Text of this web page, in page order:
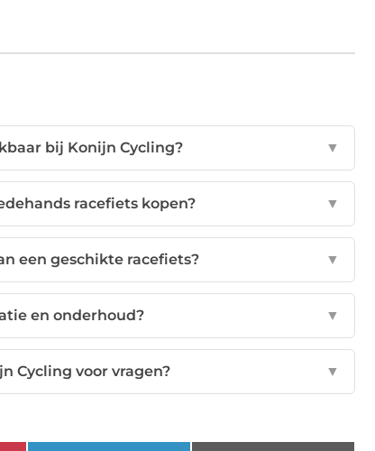
bij Konijn Cycling? ▼
racefiets kopen? ▼
een geschikte racefiets? ▼
en onderhoud? ▼
Cycling voor vragen? ▼